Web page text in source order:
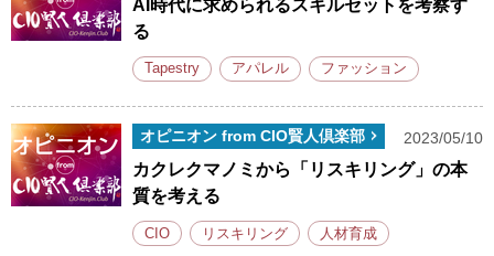
AI時代に求められるスキルセットを考察す
る
Tapestry アパレル ファッション
オピニオン from CIO賢人倶楽部 2023/05/10
カクレクマノミから「リスキリング」の本
質を考える
CIO リスキリング 人材育成